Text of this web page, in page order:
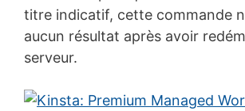
titre indicatif, cette commande
aucun résultat après avoir
serveur.